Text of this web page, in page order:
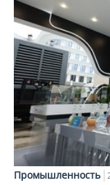
Промышленность